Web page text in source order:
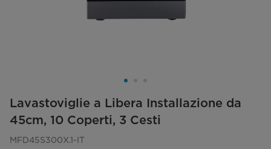
Lavastoviglie a Libera Installazione da
45cm, 10 Coperti, 3 Cesti
MFD45S300X.1-IT